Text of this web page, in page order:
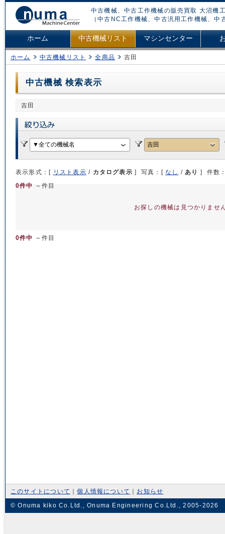
中古機械、中古工作機械の販売買取 大沼機
（中古NC工作機械、中古汎用工作機械、
ホーム 中古機械リスト マシンセンター
ホーム 中古機械リスト 全商品 吉田
中古機械 検索表示
吉田
表示形式：[ リスト表示 / カタログ表示 ] 写真：[ なし / あり ] 件数
0件中
～件目
お探しの機械は見つかりませ
0件中 ～件目
このサイトについて ｜個人情報について
お知らせ
© Onuma kiko Co.Ltd., Onuma Engineering Co.Ltd., 2005-2026